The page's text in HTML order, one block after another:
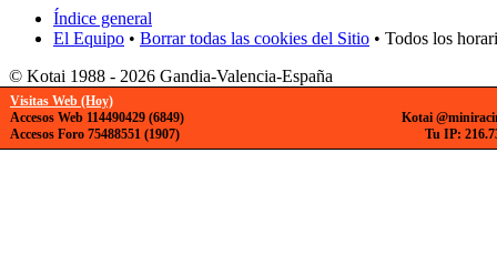
Índice general
El Equipo • Borrar todas las cookies del Sitio • Todos los
© Kotai 1988 - 2026 Gandia-Valencia-España
Visitas Web (Hoy)
Accesos Web 114490429 (6849)
Accesos Foro 75488551 (1907)
Kotai
Tu IP: